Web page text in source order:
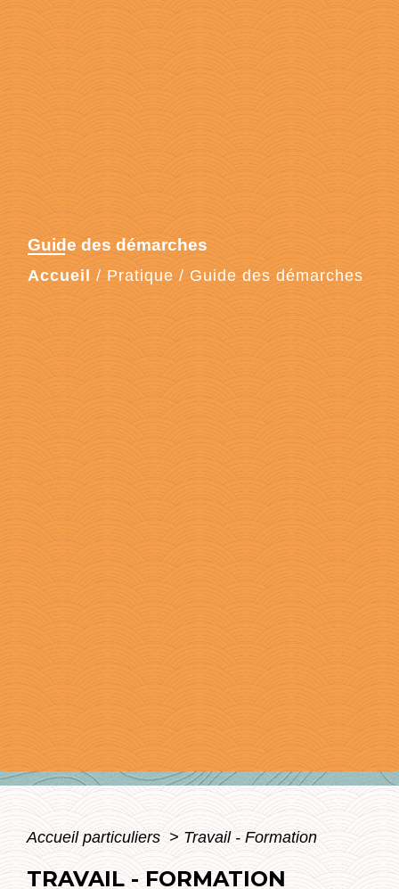
Guide des démarches
Accueil / Pratique / Guide des démarches
Accueil particuliers > Travail - Formation
TRAVAIL - FORMATION